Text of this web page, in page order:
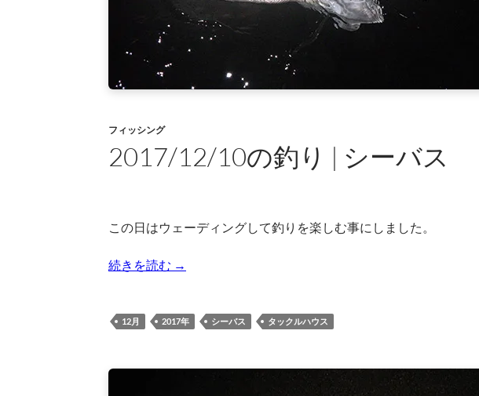
フィッシング
2017/12/10の釣り | シーバス
この日はウェーディングして釣りを楽しむ事にしました。
続きを読む 2017/12/10の釣り | シーバス
→
12月 2017年 シーバス タックルハウス